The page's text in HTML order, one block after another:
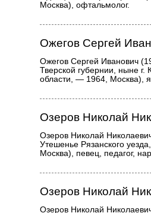
Москва), офтальмолог.
Ожегов Сергей
Ожегов Сергей Иванович
Тверской губернии, ныне г.
области, — 1964, Москва),
Озеров Николай
Озеров Николай
Утешенье Рязанского
Москва), певец, педагог,
Озеров Николай
Озеров Николай